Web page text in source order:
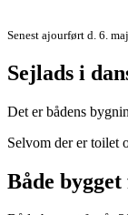
Senest ajourført d. 6.
Sejlads i
Det er bådens
Selvom der er toilet
Både